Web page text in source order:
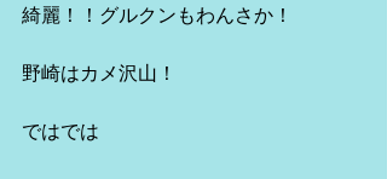
綺麗！！グルクンもわんさか！
野崎はカメ沢山！
ではでは